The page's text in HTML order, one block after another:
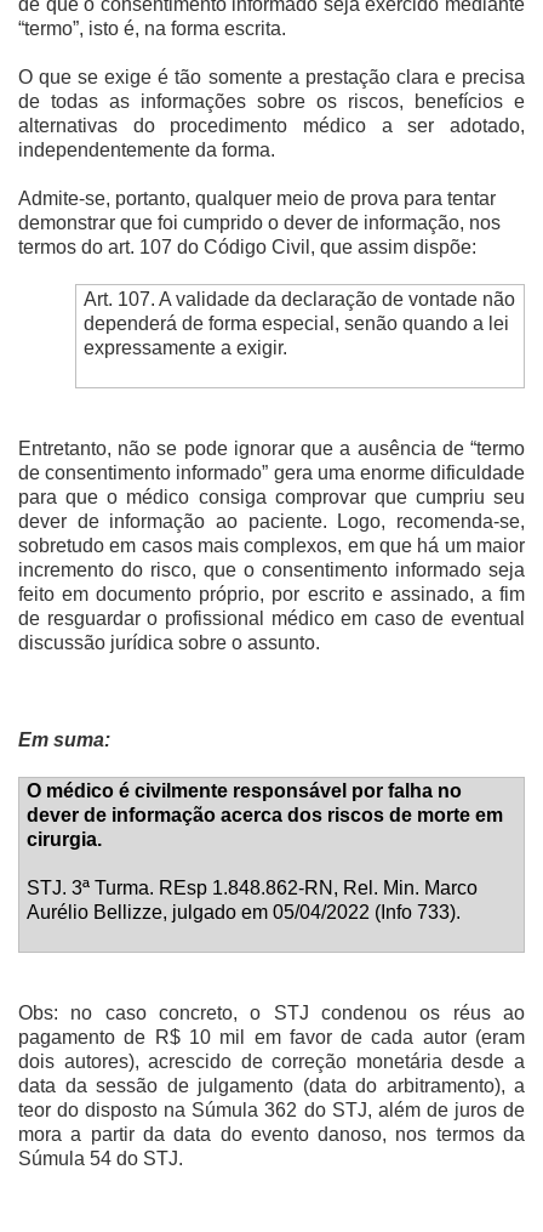
de que o consentimento informado seja exercido mediante
“termo”, isto é, na forma escrita.
O que se exige é tão somente a prestação clara e precisa
de todas as informações sobre os riscos, benefícios e
alternativas do procedimento médico a ser adotado,
independentemente da forma.
Admite-se, portanto, qualquer meio de prova para tentar
demonstrar que foi cumprido o dever de informação, nos
termos do art. 107 do Código Civil, que assim dispõe:
Art. 107. A validade da declaração de vontade não
dependerá de forma especial, senão quando a lei
expressamente a exigir.
Entretanto, não se pode ignorar que a ausência de “termo
de consentimento informado” gera uma enorme dificuldade
para que o médico consiga comprovar que cumpriu seu
dever de informação ao paciente. Logo, recomenda-se,
sobretudo em casos mais complexos, em que há um maior
incremento do risco, que o consentimento informado seja
feito em documento próprio, por escrito e assinado, a fim
de resguardar o profissional médico em caso de eventual
discussão jurídica sobre o assunto.
Em suma:
O médico é civilmente responsável por falha no
dever de informação acerca dos riscos de morte em
cirurgia.
STJ. 3ª Turma. REsp 1.848.862-RN, Rel. Min. Marco
Aurélio Bellizze, julgado em 05/04/2022 (Info 733).
Obs: no caso concreto, o STJ condenou os réus ao
pagamento de R$ 10 mil em favor de cada autor (eram
dois autores), acrescido de correção monetária desde a
data da sessão de julgamento (data do arbitramento), a
teor do disposto na Súmula 362 do STJ, além de juros de
mora a partir da data do evento danoso, nos termos da
Súmula 54 do STJ.